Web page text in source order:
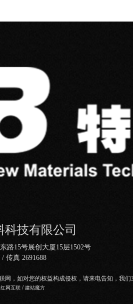
技有限公司
15号展创大厦15层1502号
传真 2691688
网，如对您的权益构成侵权，请来电告知，我们
红网互联 /建站魔方